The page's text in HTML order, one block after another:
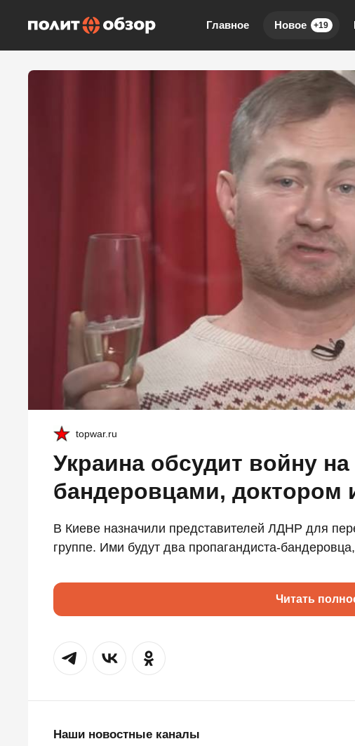
Главное Новое +19
topwar.ru
Украина обсудит войну
бандеровцами, доктором
В Киеве назначили представителей ЛДНР для
группе. Ими будут два пропагандиста-
Читать
Наши новостные каналы